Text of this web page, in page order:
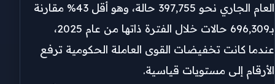
العام الجاري نحو 397,755 حالة، وهو أقل 43% مقارنة
بـ696,309 حالات خلال الفترة ذاتها من عام 2025،
عندما كانت تخفيضات القوى العاملة الحكومية ترفع
الأرقام إلى مستويات قياسية.